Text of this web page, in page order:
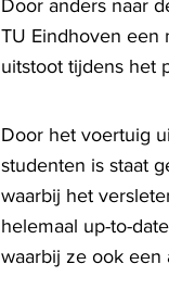
Door anders naar
TU Eindhoven een
uitstoot tijdens het
Door het voertuig
studenten is staat
waarbij het
helemaal up-to-
waarbij ze ook een